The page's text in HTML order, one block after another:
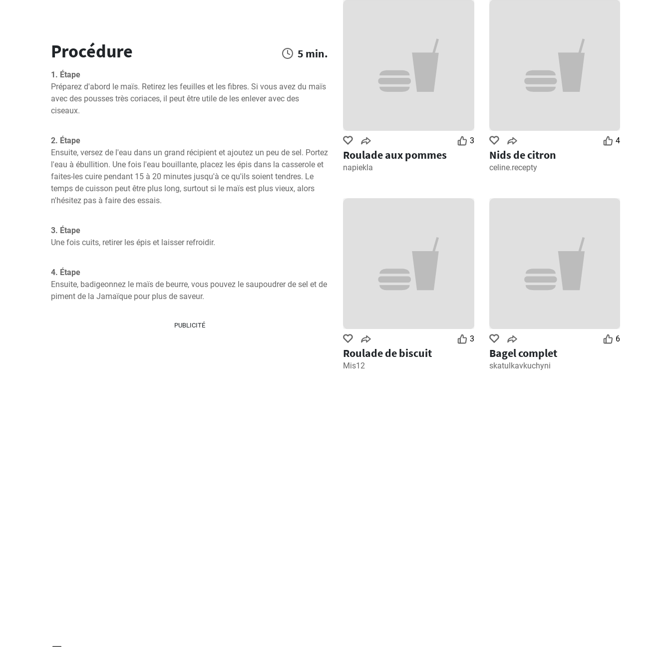
Procédure 5 min.
1. Étape
Préparez d'abord le maïs. Retirez les feuilles et les fibres. Si vous avez du maïs
avec des pousses très coriaces, il peut être utile de les enlever avec des
ciseaux.
2. Étape
Ensuite, versez de l'eau dans un grand récipient et ajoutez un peu de sel. Portez
l'eau à ébullition. Une fois l'eau bouillante, placez les épis dans la casserole et
faites-les cuire pendant 15 à 20 minutes jusqu'à ce qu'ils soient tendres. Le
temps de cuisson peut être plus long, surtout si le maïs est plus vieux, alors
n'hésitez pas à faire des essais.
3. Étape
Une fois cuits, retirer les épis et laisser refroidir.
4. Étape
Ensuite, badigeonnez le maïs de beurre, vous pouvez le saupoudrer de sel et de
piment de la Jamaïque pour plus de saveur.
PUBLICITÉ
3
Roulade aux pommes
napiekla
4
Nids de citron
celine.recepty
3
Roulade de biscuit
Mis12
6
Bagel complet
skatulkavkuchyni